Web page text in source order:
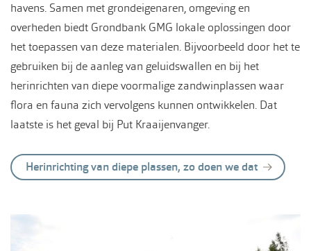
havens. Samen met grondeigenaren, omgeving en
overheden biedt Grondbank GMG lokale oplossingen door
het toepassen van deze materialen. Bijvoorbeeld door het te
gebruiken bij de aanleg van geluidswallen en bij het
herinrichten van diepe voormalige zandwinplassen waar
flora en fauna zich vervolgens kunnen ontwikkelen. Dat
laatste is het geval bij Put Kraaijenvanger.
Herinrichting van diepe plassen, zo doen we dat